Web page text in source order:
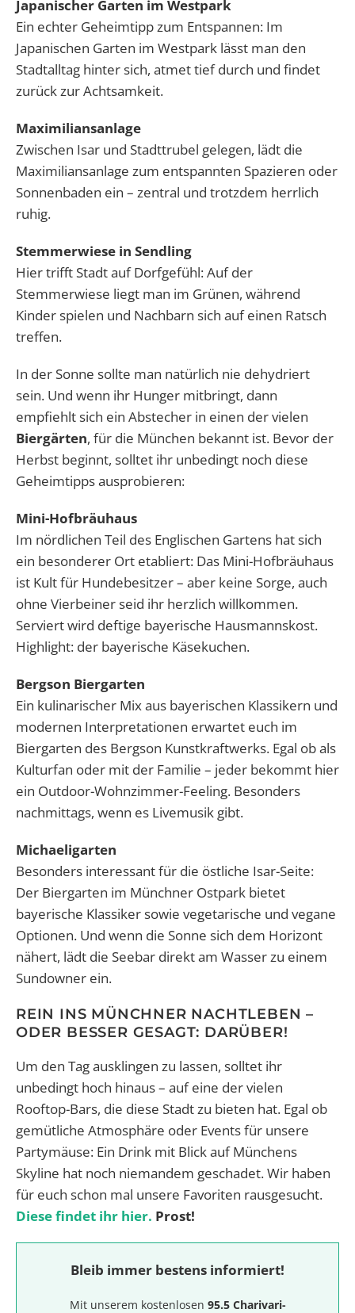
Japanischer Garten im Westpark
Ein echter Geheimtipp zum Entspannen: Im
Japanischen Garten im Westpark lässt man den
Stadtalltag hinter sich, atmet tief durch und findet
zurück zur Achtsamkeit.
Maximiliansanlage
Zwischen Isar und Stadttrubel gelegen, lädt die
Maximiliansanlage zum entspannten Spazieren oder
Sonnenbaden ein – zentral und trotzdem herrlich
ruhig.
Stemmerwiese in Sendling
Hier trifft Stadt auf Dorfgefühl: Auf der
Stemmerwiese liegt man im Grünen, während
Kinder spielen und Nachbarn sich auf einen Ratsch
treffen.
In der Sonne sollte man natürlich nie dehydriert
sein. Und wenn ihr Hunger mitbringt, dann
empfiehlt sich ein Abstecher in einen der vielen
Biergärten, für die München bekannt ist. Bevor der
Herbst beginnt, solltet ihr unbedingt noch diese
Geheimtipps ausprobieren:
Mini-Hofbräuhaus
Im nördlichen Teil des Englischen Gartens hat sich
ein besonderer Ort etabliert: Das Mini-Hofbräuhaus
ist Kult für Hundebesitzer – aber keine Sorge, auch
ohne Vierbeiner seid ihr herzlich willkommen.
Serviert wird deftige bayerische Hausmannskost.
Highlight: der bayerische Käsekuchen.
Bergson Biergarten
Ein kulinarischer Mix aus bayerischen Klassikern und
modernen Interpretationen erwartet euch im
Biergarten des Bergson Kunstkraftwerks. Egal ob als
Kulturfan oder mit der Familie – jeder bekommt hier
ein Outdoor-Wohnzimmer-Feeling. Besonders
nachmittags, wenn es Livemusik gibt.
Michaeligarten
Besonders interessant für die östliche Isar-Seite:
Der Biergarten im Münchner Ostpark bietet
bayerische Klassiker sowie vegetarische und vegane
Optionen. Und wenn die Sonne sich dem Horizont
nähert, lädt die Seebar direkt am Wasser zu einem
Sundowner ein.
REIN INS MÜNCHNER NACHTLEBEN –
ODER BESSER GESAGT: DARÜBER!
Um den Tag ausklingen zu lassen, solltet ihr
unbedingt hoch hinaus – auf eine der vielen
Rooftop-Bars, die diese Stadt zu bieten hat. Egal ob
gemütliche Atmosphäre oder Events für unsere
Partymäuse: Ein Drink mit Blick auf Münchens
Skyline hat noch niemandem geschadet. Wir haben
für euch schon mal unsere Favoriten rausgesucht.
Diese findet ihr hier. Prost!
Bleib immer bestens informiert!
Mit unserem kostenlosen 95.5 Charivari-